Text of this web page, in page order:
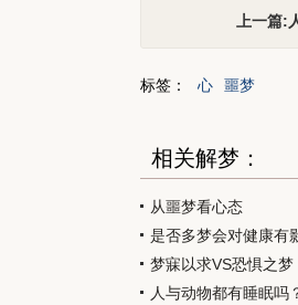
上一篇:
标签： 心 噩梦
相关解梦：
从噩梦看心态
是否多梦会对健康有
梦寐以求VS恐惧之梦
人与动物都有睡眠吗